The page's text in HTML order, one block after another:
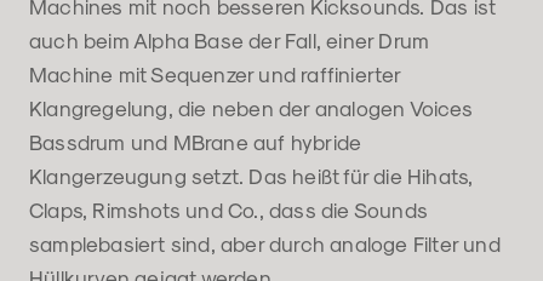
Machines mit noch besseren Kicksounds. Das ist
auch beim Alpha Base der Fall, einer Drum
Machine mit Sequenzer und raffinierter
Klangregelung, die neben der analogen Voices
Bassdrum und MBrane auf hybride
Klangerzeugung setzt. Das heißt für die Hihats,
Claps, Rimshots und Co., dass die Sounds
samplebasiert sind, aber durch analoge Filter und